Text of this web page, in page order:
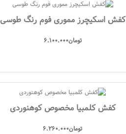
کفش اسکیچرز مموری فوم رنگ طوسی
تومان6.100.000
کفش کلمبیا مخصوص کوهنوردی
تومان6.260.000